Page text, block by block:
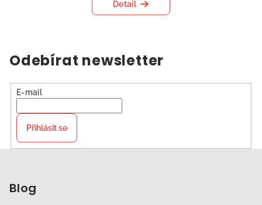
Detail
Odebírat newsletter
E-mail
Přihlásit se
Blog